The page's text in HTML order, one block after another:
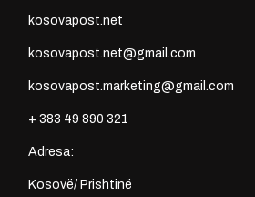
kosovapost.net
kosovapost.net@gmail.com
kosovapost.marketing@gmail.com
+ 383 49 890 321
Adresa:
Kosovë/ Prishtinë